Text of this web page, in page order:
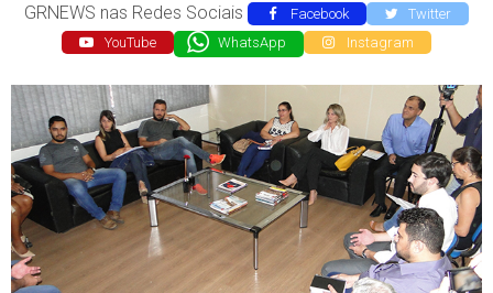
GRNEWS nas Redes Sociais Facebook
Twitter
YouTube
WhatsApp Instagram